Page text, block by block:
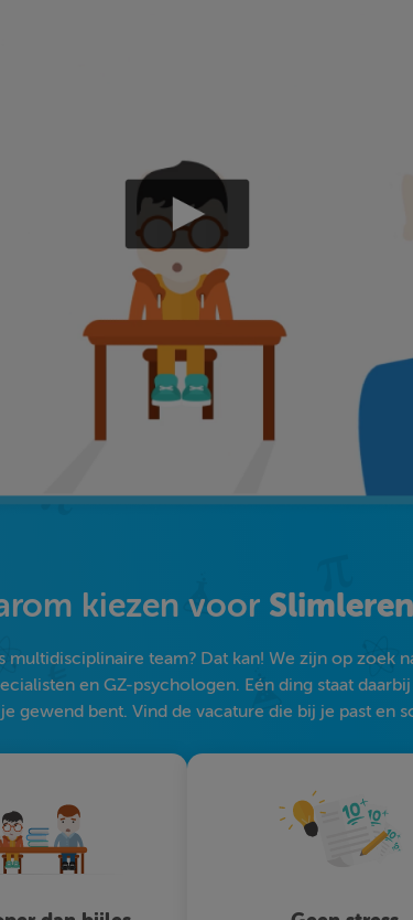
kiezen voor Slimleren
team? Dat kan! We zijn op zoek
en GZ-psychologen. Eén ding staat
gewend bent. Vind de vacature die bij je past en